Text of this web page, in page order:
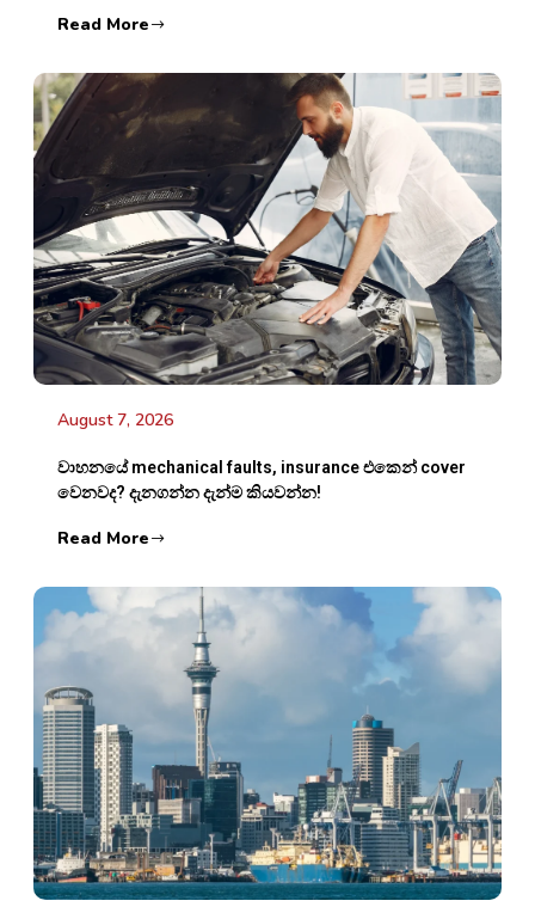
Read More
August 7, 2026
වාහනයේ mechanical faults, insurance එකෙන් cover
වෙනවද? දැනගන්න දැන්ම කියවන්න!
Read More